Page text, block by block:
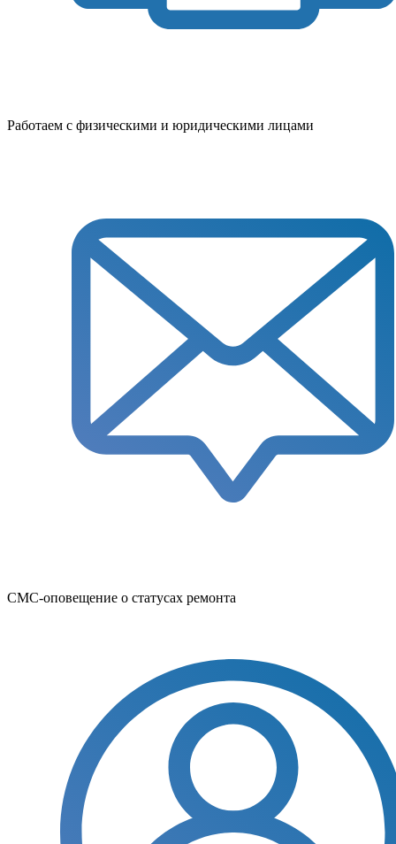
Работаем с физическими и юридическими лицами
СМС-оповещение о статусах ремонта